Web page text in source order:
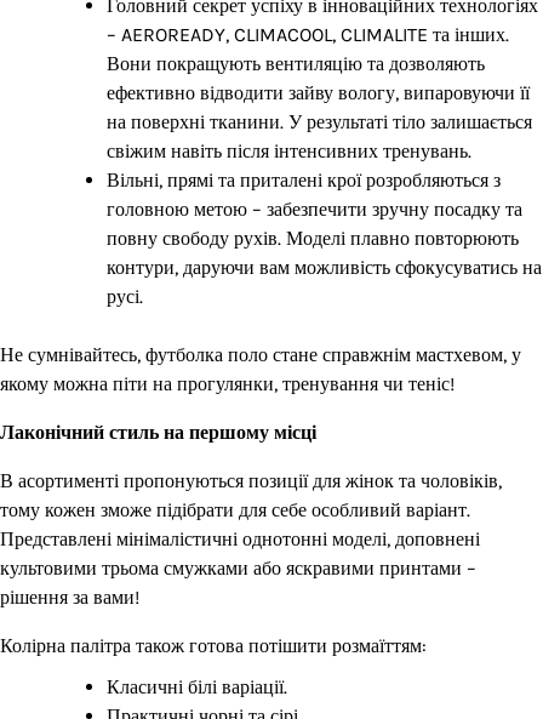
Головний секрет успіху в інноваційних технологіях
– AEROREADY, CLIMACOOL, CLIMALITE та інших.
Вони покращують вентиляцію та дозволяють
ефективно відводити зайву вологу, випаровуючи її
на поверхні тканини. У результаті тіло залишається
свіжим навіть після інтенсивних тренувань.
Вільні, прямі та приталені крої розробляються з
головною метою – забезпечити зручну посадку та
повну свободу рухів. Моделі плавно повторюють
контури, даруючи вам можливість сфокусуватись на
русі.
Не сумнівайтесь, футболка поло стане справжнім мастхевом, у
якому можна піти на прогулянки, тренування чи теніс!
Лаконічний стиль на першому місці
В асортименті пропонуються позиції для жінок та чоловіків,
тому кожен зможе підібрати для себе особливий варіант.
Представлені мінімалістичні однотонні моделі, доповнені
культовими трьома смужками або яскравими принтами –
рішення за вами!
Колірна палітра також готова потішити розмаїттям:
Класичні білі варіації.